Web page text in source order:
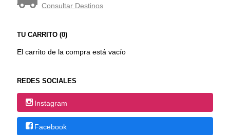
Consultar Destinos
TU CARRITO (0)
El carrito de la compra está vacío
REDES SOCIALES
Instagram
Facebook